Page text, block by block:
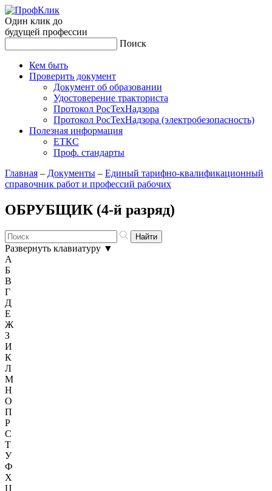
Один клик до
будущей профессии
Поиск
Кем быть
Проверить документ
Документ об образовании
Удостоверение тракториста
Протокол РосТехНадзора
Протокол РосТехНадзора (электробезопасность)
Полезная информация
ЕТКС
Проф. стандарты
Главная – Документы – Единый тарифно-квалификационный
справочник работ и профессий рабочих
ОБРУБЩИК (4-й разряд)
Развернуть клавиатуру ▼
А
Б
В
Г
Д
Е
Ж
З
И
К
Л
М
Н
О
П
Р
С
Т
У
Ф
Х
Ц